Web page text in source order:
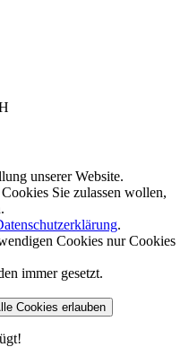
unserer Website.
Sie zulassen wollen,
.
Cookies nur Cookies
immer gesetzt.
Cookies erlauben